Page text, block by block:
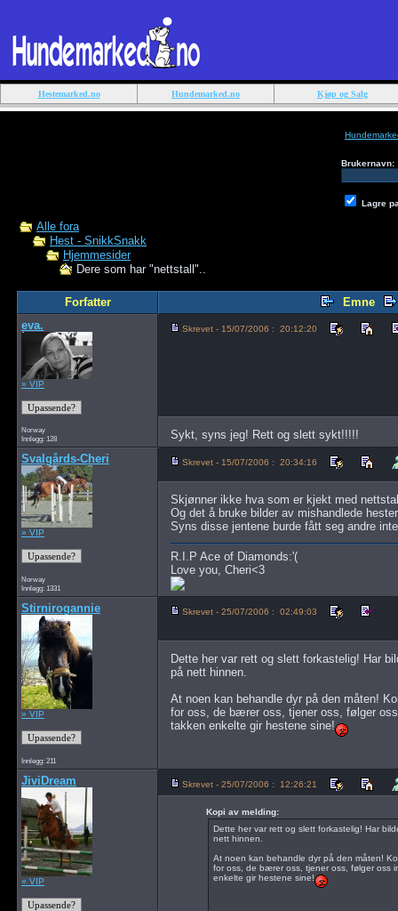
Hestemarked.no Hundemarked.no Kjøp og Salg
Brukernavn:
Lagre
Alle fora
Hest - SnikkSnakk
Hjemmesider
Dere som har "nettstall"..
Forfatter
Emne
eva.
» VIP
Norway
Innlegg: 128
Skrevet - 15/07/2006 : 20:12:20
Sykt, syns jeg! Rett og slett sykt!!!!!
Svalgårds-Cheri
» VIP
Norway
Innlegg: 1331
Skrevet - 15/07/2006 : 20:34:16
Skjønner ikke hva som er kjekt med
Og det å bruke bilder av mishandlede
Syns disse jentene burde fått seg andre
R.I.P Ace of Diamonds:'(
Love you, Cheri<3
Stirnirogannie
» VIP
Innlegg: 211
Skrevet - 25/07/2006 : 02:49:03
Dette her var rett og slett forkastelig! Har
på nett hinnen.
At noen kan behandle dyr på den måten!
for oss, de bærer oss, tjener oss, følger
takken enkelte gir hestene sine!
JiviDream
» VIP
Skrevet - 25/07/2006 : 12:26:21
Kopi av melding:
Dette her var rett og slett forkastelig! Har
nett hinnen.
At noen kan behandle dyr på den måten!
for oss, de bærer oss, tjener oss, følger oss
enkelte gir hestene sine!